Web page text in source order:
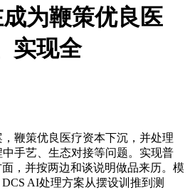
为鞭策优良医
实现全
策优良医疗资本下沉，并处理
手艺、生态对接等问题。实现普
，并按两边和谈说明做品来历。模
AI处理方案从摆设训推到测